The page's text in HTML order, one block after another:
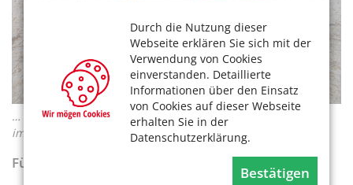
Durch die Nutzung dieser
Webseite erklären Sie sich mit der
Verwendung von Cookies
einverstanden. Detaillierte
Informationen über den Einsatz
von Cookies auf dieser Webseite
erhalten Sie in der
Datenschutzerklärung.
Bestätigen
… muss sie nicht selber schleppen. AWB-Mitarbeiter sind
immer zur Stelle. Foto: Thilo Schmülgen
Für Kölner in Köln kostenfrei